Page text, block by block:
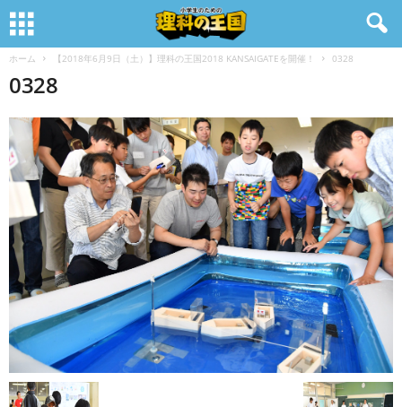
ホーム 【2018年6月9日（土）】理科の王国2018 KANSAIGATEを開催！ 0328
0328